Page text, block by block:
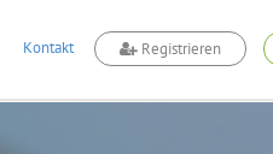
Kontakt Registrieren